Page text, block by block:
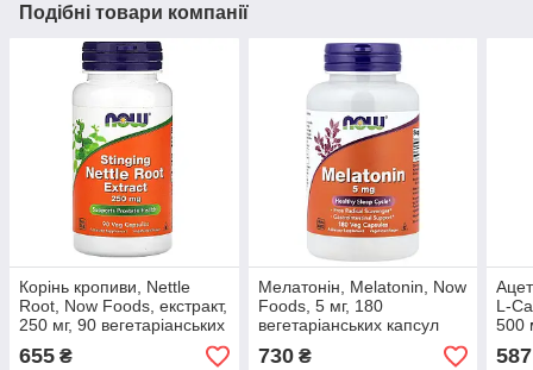
Подібні товари компанії
Корінь кропиви, Nettle
Root, Now Foods, екстракт,
250 мг, 90 вегетаріанських
капсул
655 ₴
Мелатонін, Melatonin, Now
Foods, 5 мг, 180
вегетаріанських капсул
730₴
L-
500
587